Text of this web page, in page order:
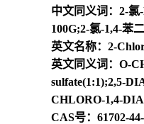
中文同义词：2-
100G;2-氯-1,4-苯
英文名称：2-
英文同义词：O-
sulfate(1:1);2,5-
CHLORO-1,4-
CAS号：61702-